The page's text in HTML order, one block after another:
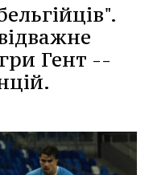
Гент --